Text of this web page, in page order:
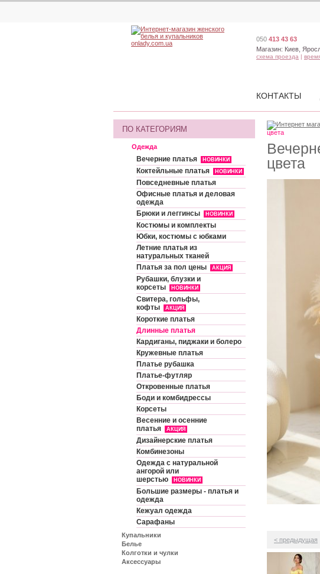
цвета
< предыдущая
цвета
ПО КАТЕГОРИЯМ
Одежда
Вечерние платья НОВИНКИ
Коктейльные платья НОВИНКИ
Повседневные платья
Офисные платья и деловая
одежда
Брюки и леггинсы
НОВИНКИ
Костюмы и комплекты
Юбки, костюмы с юбками
Летние платья из
натуральных тканей
Платья за пол цены
АКЦИЯ
Рубашки, блузки и
корсеты
НОВИНКИ
Свитера, гольфы,
кофты
АКЦИЯ
Короткие платья
Длинные платья
Кардиганы, пиджаки и болеро
Кружевные платья
Платье рубашка
Платье-футляр
Откровенные платья
Боди и комбидрессы
Корсеты
Весенние и осенние
платья
АКЦИЯ
Дизайнерские платья
Комбинезоны
Одежда с натуральной
ангорой или
шерстью
НОВИНКИ
Большие размеры - платья и
одежда
Кежуал одежда
Сарафаны
Купальники
Белье
Колготки и чулки
Аксессуары
050 413 43 63
Магазин: Киев,
схема проезда |
КОНТАКТЫ